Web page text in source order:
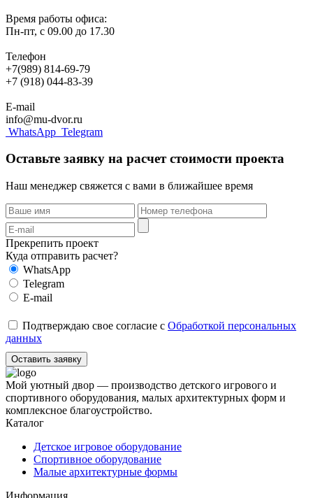
Время работы офиса:
Пн-пт, с 09.00 до 17.30
Телефон
+7(989) 814-69-79
+7 (918) 044-83-39
E-mail
info@mu-dvor.ru
WhatsApp Telegram
Оставьте заявку на расчет стоимости проекта
Наш менеджер свяжется с вами в ближайшее время
Прекрепить проект
Куда отправить расчет?
WhatsApp
Telegram
E-mail
Подтверждаю свое согласие с Обработкой персональных
данных
Оставить заявку
Мой уютный двор — производство детского игрового и
спортивного оборудования, малых архитектурных форм и
комплексное благоустройство.
Каталог
Детское игровое оборудование
Спортивное оборудование
Малые архитектурные формы
Информация